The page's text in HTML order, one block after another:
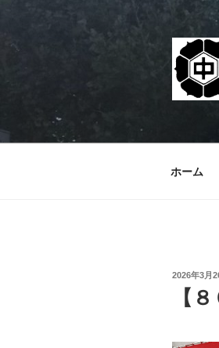
テ
ツ
キ
ホーム
投
2026年3月
【